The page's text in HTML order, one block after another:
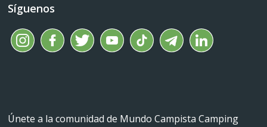
Síguenos
Únete a la comunidad de Mundo Campista Camping